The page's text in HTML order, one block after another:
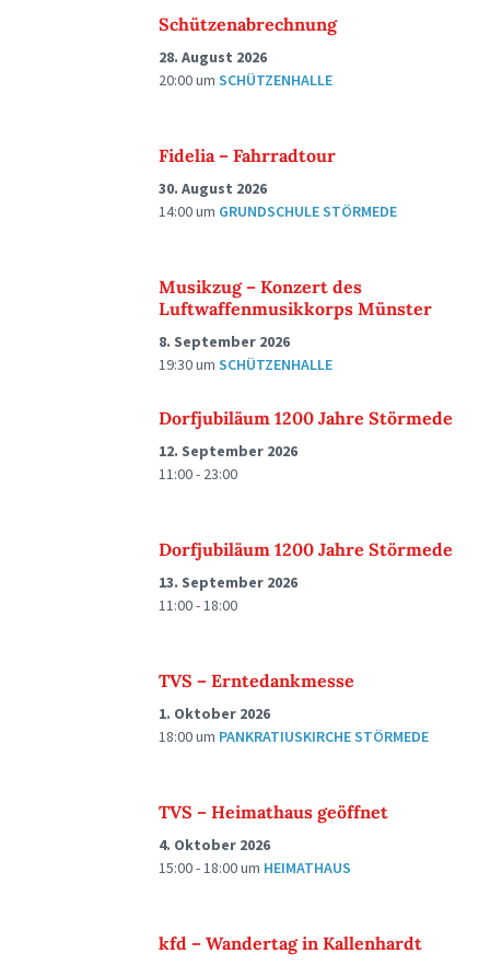
Schützenabrechnung
28. August 2026
20:00um SCHÜTZENHALLE
Fidelia – Fahrradtour
30. August 2026
14:00um GRUNDSCHULE STÖRMEDE
Musikzug – Konzert des
Luftwaffenmusikkorps Münster
8. September 2026
19:30um SCHÜTZENHALLE
Dorfjubiläum 1200 Jahre Störmede
12. September 2026
11:00 - 23:00
Dorfjubiläum 1200 Jahre Störmede
13. September 2026
11:00 - 18:00
TVS – Erntedankmesse
1. Oktober 2026
18:00um PANKRATIUSKIRCHE STÖRMEDE
TVS – Heimathaus geöffnet
4. Oktober 2026
15:00 - 18:00um HEIMATHAUS
kfd – Wandertag in Kallenhardt